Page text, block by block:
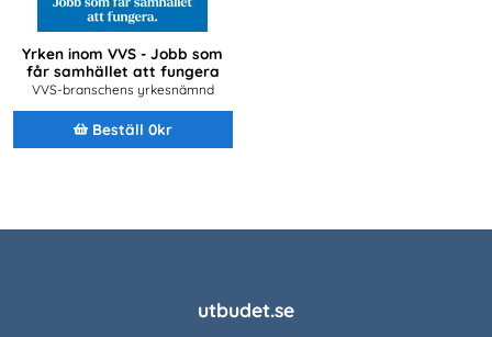
Yrken inom VVS - Jobb som
får samhället att fungera
VVS-branschens yrkesnämnd
Beställ 0kr
utbudet.se